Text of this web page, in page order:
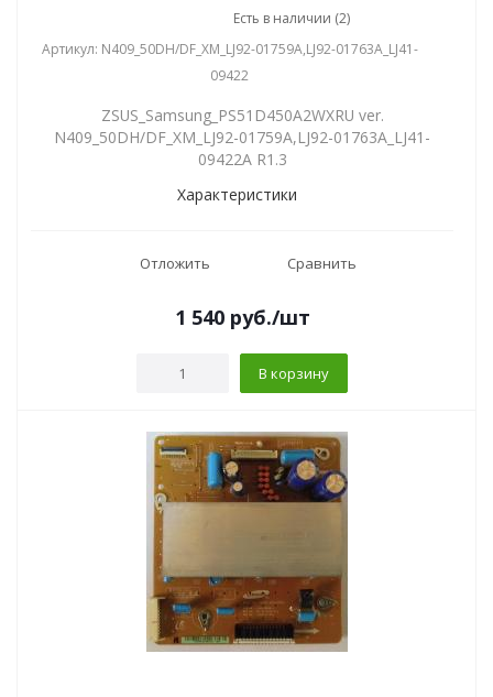
Есть в наличии (2)
Артикул: N409_50DH/DF_XM_LJ92-01759A,LJ92-01763A_LJ41-
09422
ZSUS_Samsung_PS51D450A2WXRU ver.
N409_50DH/DF_XM_LJ92-01759A,LJ92-01763A_LJ41-
09422A R1.3
Характеристики
Отложить Сравнить
1 540 руб./шт
В корзину